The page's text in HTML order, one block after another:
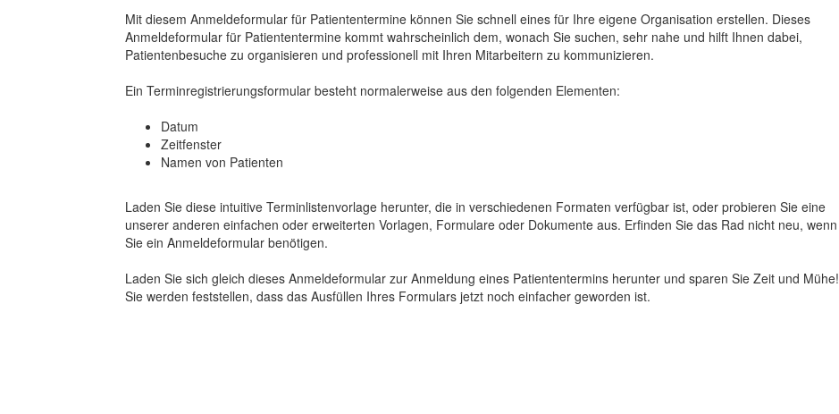
Mit diesem Anmeldeformular für Patiententermine können Sie schnell eines für Ihre eigene Organisation erstellen. Dieses
Anmeldeformular für Patiententermine kommt wahrscheinlich dem, wonach Sie suchen, sehr nahe und hilft Ihnen dabei,
Patientenbesuche zu organisieren und professionell mit Ihren Mitarbeitern zu kommunizieren.
Ein Terminregistrierungsformular besteht normalerweise aus den folgenden Elementen:
Datum
Zeitfenster
Namen von Patienten
Laden Sie diese intuitive Terminlistenvorlage herunter, die in verschiedenen Formaten verfügbar ist, oder probieren Sie eine
unserer anderen einfachen oder erweiterten Vorlagen, Formulare oder Dokumente aus. Erfinden Sie das Rad nicht neu, wenn
Sie ein Anmeldeformular benötigen.
Laden Sie sich gleich dieses Anmeldeformular zur Anmeldung eines Patiententermins herunter und sparen Sie Zeit und Mühe!
Sie werden feststellen, dass das Ausfüllen Ihres Formulars jetzt noch einfacher geworden ist.